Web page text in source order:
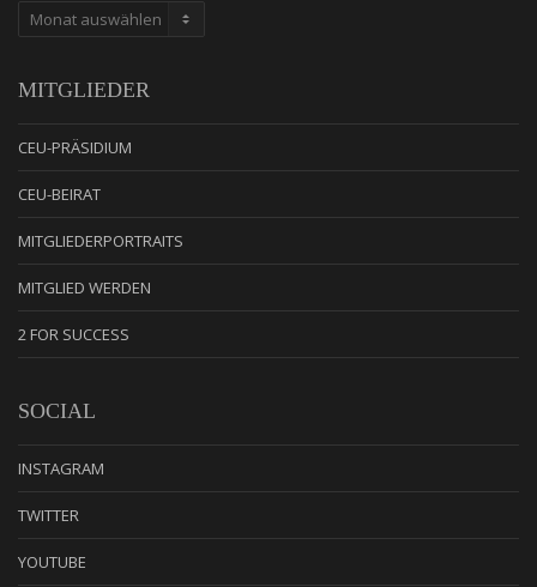
ARCHIV
MITGLIEDER
CEU-PRÄSIDIUM
CEU-BEIRAT
MITGLIEDERPORTRAITS
MITGLIED WERDEN
2 FOR SUCCESS
SOCIAL
INSTAGRAM
TWITTER
YOUTUBE